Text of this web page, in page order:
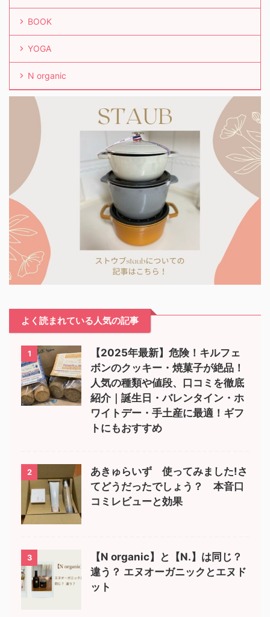
BOOK
YOGA
N organic
よく読まれている人気の記事
1
【2025年最新】危険！キルフェ
ボンのクッキー・焼菓子が絶品！
人気の種類や値段、口コミを徹底
紹介｜誕生日・バレンタイン・ホ
ワイトデー・手土産に最適！ギフ
トにもおすすめ
2
あきゅらいず 使ってみました!さ
てどうだったでしょう？ 本音口
コミレビューと効果
3
【N organic】と【N.】は同じ？
違う？ エヌオーガニックとエヌド
ット